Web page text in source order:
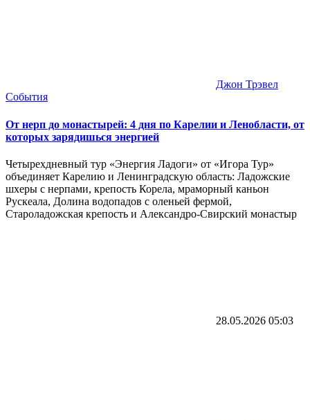
Джон Трэвел
События
От нерп до монастырей: 4 дня по Карелии и Ленобласти, от
которых зарядишься энергией
Четырехдневный тур «Энергия Ладоги» от «Игора Тур»
объединяет Карелию и Ленинградскую область: Ладожские
шхеры с нерпами, крепость Корела, мраморный каньон
Рускеала, Долина водопадов с оленьей фермой,
Староладожская крепость и Александро-Свирский монастыр
28.05.2026 05:03